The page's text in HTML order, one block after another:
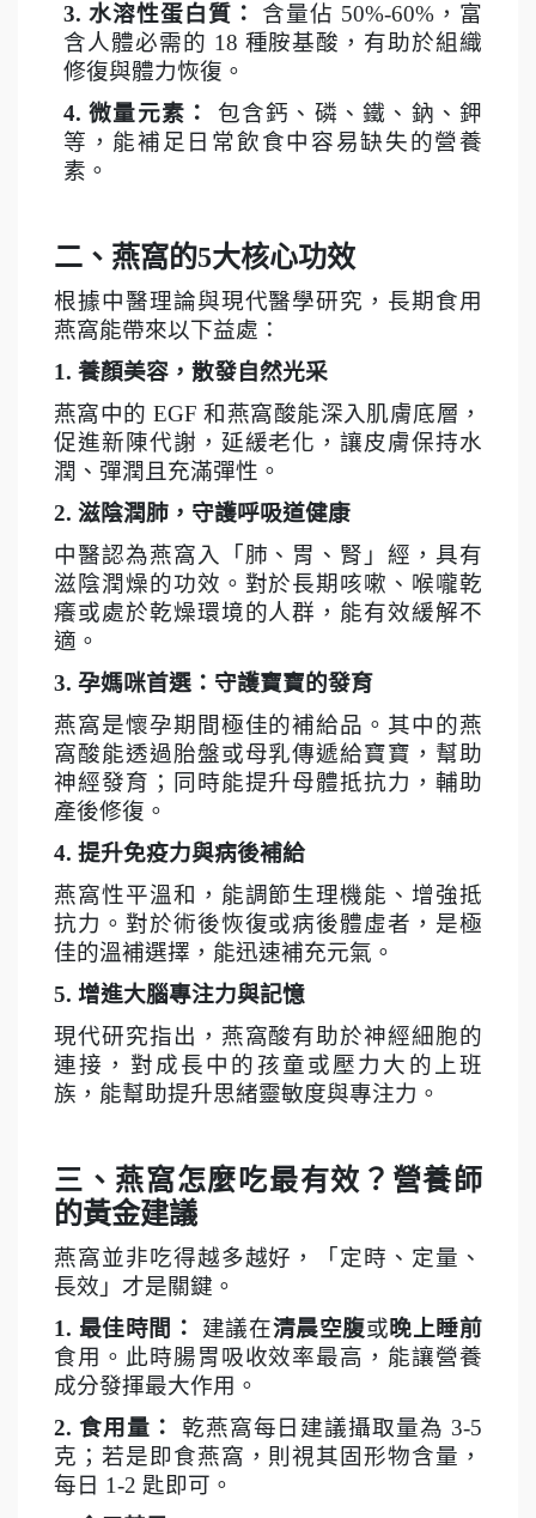
3. 水溶性蛋白質：
含量佔 50%-60%，富
含人體必需的 18 種胺基酸，有助於組織
修復與體力恢復。
4.微量元素：
包含鈣、磷、鐵、鈉、鉀
等，能補足日常飲食中容易缺失的營養
素。
二、燕窩的5大核心功效
根據中醫理論與現代醫學研究，長期食用
燕窩能帶來以下益處：
1. 養顏美容，散發自然光采
燕窩中的 EGF 和燕窩酸能深入肌膚底層，
促進新陳代謝，延緩老化，讓皮膚保持水
潤、彈潤且充滿彈性。
2. 滋陰潤肺，守護呼吸道健康
中醫認為燕窩入「肺、胃、腎」經，具有
滋陰潤燥的功效。對於長期咳嗽、喉嚨乾
癢或處於乾燥環境的人群，能有效緩解不
適。
3. 孕媽咪首選：守護寶寶的發育
燕窩是懷孕期間極佳的補給品。其中的燕
窩酸能透過胎盤或母乳傳遞給寶寶，幫助
神經發育；同時能提升母體抵抗力，輔助
產後修復。
4. 提升免疫力與病後補給
燕窩性平溫和，能調節生理機能、增強抵
抗力。對於術後恢復或病後體虛者，是極
佳的溫補選擇，能迅速補充元氣。
5. 增進大腦專注力與記憶
現代研究指出，燕窩酸有助於神經細胞的
連接，對成長中的孩童或壓力大的上班
族，能幫助提升思緒靈敏度與專注力。
三、燕窩怎麼吃最有效？營養師
的黃金建議
燕窩並非吃得越多越好，「定時、定量、
長效」才是關鍵。
1. 最佳時間： 建議在清晨空腹或晚上睡前
食用。此時腸胃吸收效率最高，能讓營養
成分發揮最大作用。
2. 食用量：
乾燕窩每日建議攝取量為 3-5
克；若是即食燕窩，則視其固形物含量，
每日 1-2 匙即可。